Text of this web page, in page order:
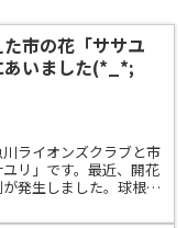
市の花「ササユ
あいました(*_*;
ライオンズクラブと市
リ」です。最近、開花
発生しました。球根の